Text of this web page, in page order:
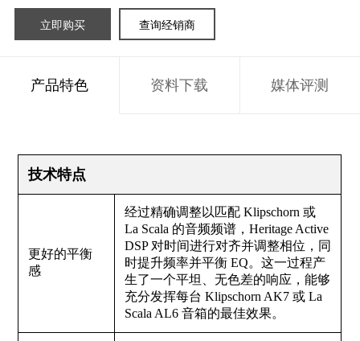
立即购买 查询经销商
产品特色 资料下载 媒体评测
技术特点
更好的平衡
感
经过精确调整以匹配 Klipschorn 或
La Scala 的音频频谱，Heritage Active
DSP 对时间进行对齐并调整相位，同
时提升频率并平衡 EQ。这一过程产
生了一个平坦、无色差的响应，能够
充分发挥每台 Klipschorn AK7 或 La
Scala AL6 音箱的最佳效果。